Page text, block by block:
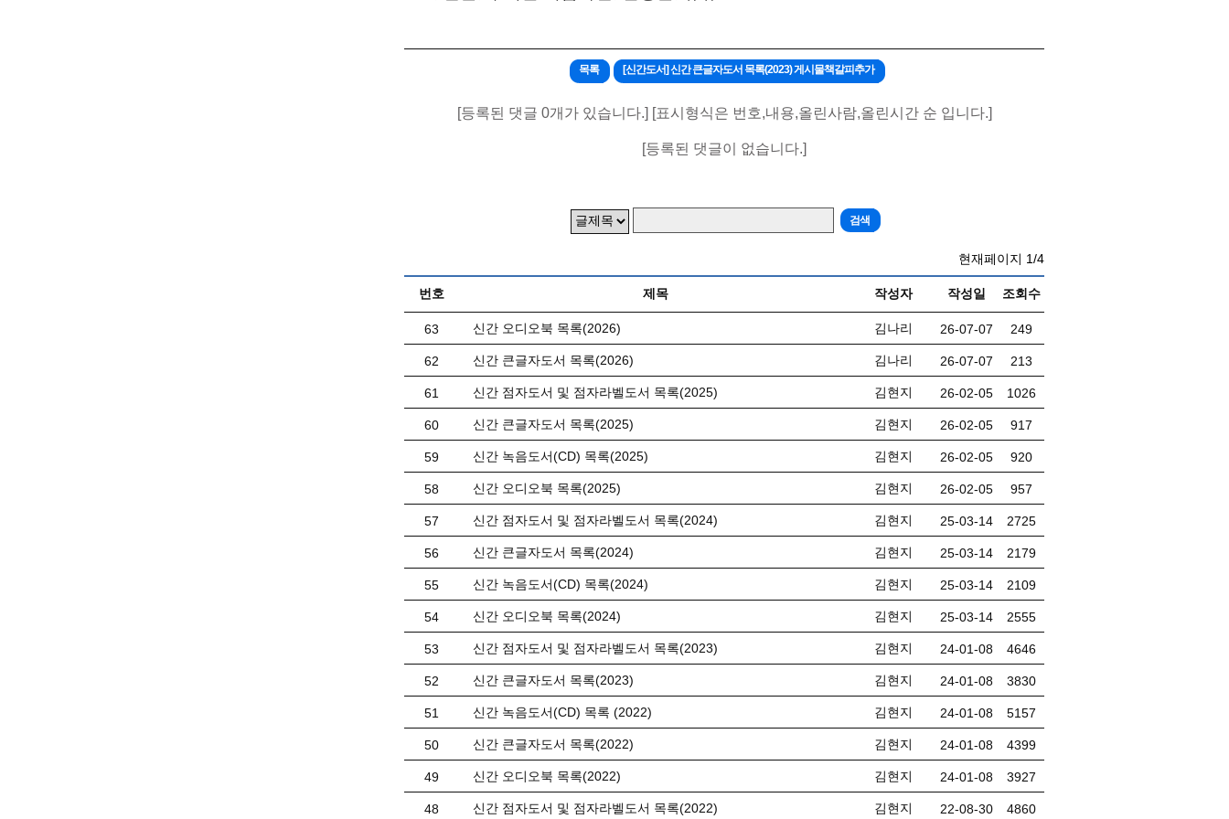
목록 [신간도서] 신간 큰글자도서 목록(2023) 게시물책갈피추가
[등록된 댓글 0개가 있습니다.] [표시형식은 번호,내용,올린사람,올린시간 순 입니다.]
[등록된 댓글이 없습니다.]
현재페이지 1/4
번호 제목 작성자 작성일 조회수
63 신간 오디오북 목록(2026) 김나리 26-07-07 249
62 신간 큰글자도서 목록(2026) 김나리 26-07-07 213
61 신간 점자도서 및 점자라벨도서 목록(2025) 김현지 26-02-05 1026
60 신간 큰글자도서 목록(2025) 김현지 26-02-05 917
59 신간 녹음도서(CD) 목록(2025) 김현지 26-02-05 920
58 신간 오디오북 목록(2025) 김현지 26-02-05 957
57 신간 점자도서 및 점자라벨도서 목록(2024) 김현지 25-03-14 2725
56 신간 큰글자도서 목록(2024) 김현지 25-03-14 2179
55 신간 녹음도서(CD) 목록(2024) 김현지 25-03-14 2109
54 신간 오디오북 목록(2024) 김현지 25-03-14 2555
53 신간 점자도서 및 점자라벨도서 목록(2023) 김현지 24-01-08 4646
52 신간 큰글자도서 목록(2023) 김현지 24-01-08 3830
51 신간 녹음도서(CD) 목록 (2022) 김현지 24-01-08 5157
50 신간 큰글자도서 목록(2022) 김현지 24-01-08 4399
49 신간 오디오북 목록(2022) 김현지 24-01-08 3927
48 신간 점자도서 및 점자라벨도서 목록(2022) 김현지 22-08-30 4860